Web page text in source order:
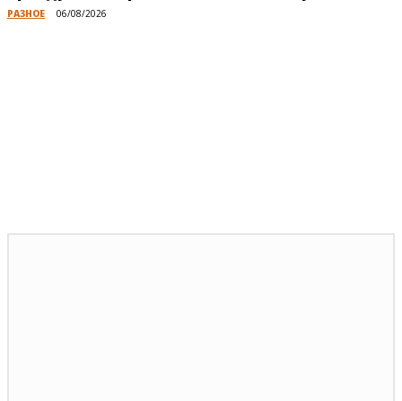
РАЗНОЕ 06/08/2026